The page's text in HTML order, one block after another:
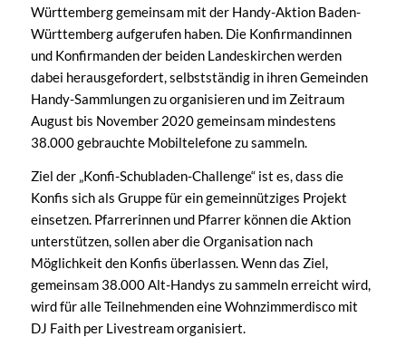
Württemberg gemeinsam mit der Handy-Aktion Baden-
Württemberg aufgerufen haben. Die Konfirmandinnen
und Konfirmanden der beiden Landeskirchen werden
dabei herausgefordert, selbstständig in ihren Gemeinden
Handy-Sammlungen zu organisieren und im Zeitraum
August bis November 2020 gemeinsam mindestens
38.000 gebrauchte Mobiltelefone zu sammeln.
Ziel der „Konfi-Schubladen-Challenge“ ist es, dass die
Konfis sich als Gruppe für ein gemeinnütziges Projekt
einsetzen. Pfarrerinnen und Pfarrer können die Aktion
unterstützen, sollen aber die Organisation nach
Möglichkeit den Konfis überlassen. Wenn das Ziel,
gemeinsam 38.000 Alt-Handys zu sammeln erreicht wird,
wird für alle Teilnehmenden eine Wohnzimmerdisco mit
DJ Faith per Livestream organisiert.